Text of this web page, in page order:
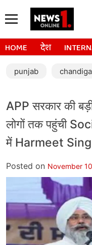
HOME देश
punjab
APP सरकार की
लोगों तक पहुंची
में Harmeet
Posted on November